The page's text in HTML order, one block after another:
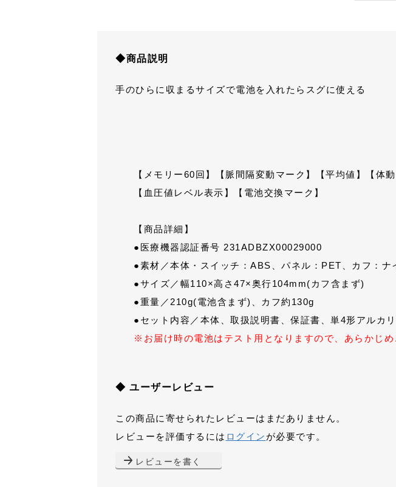
◆商品説明
手のひらに収まるサイズで電池を入れたらスグに使える
【メモリー60回】 【脈間隔変動マーク】 【平均値】 【体
【血圧値レベル表示】
【電池交換マーク】
【商品詳細】
●医療機器認証番号 231ADBZX00029000
●素材／本体・スイッチ：ABS、パネル：PET、カフ：ナ
●サイズ／幅110×高さ47×奥行104mm(カフ含まず)
●重量／210g(電池含まず)、カフ約130g
●セット内容／本体、取扱説明書、保証書、単4形アルカ
※お届け時の電池はテスト用となりますので、あらかじめ
◆ ユーザーレビュー
この商品に寄せられたレビューはまだありません。
レビューを評価するには ログイン が必要です。
レビューを書く